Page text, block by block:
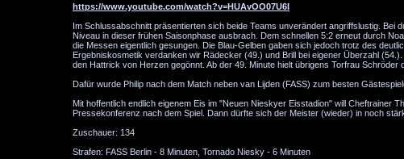
https://www.youtube.com/watch?v=HUAvOO07U6I
Im Schlussabschnitt präsentierten sich beide Teams unverändert angriffslustig.
Niveau in dieser frühen Saisonphase ausbrach. Dem schnellen 5:2 erneut durch
die Messen eigentlich gesungen. Die Blau-Gelben gaben sich jedoch trotz des
Ergebniskosmetik verdanken wir Rädecker (49.) und Brill bei eigener Überzahl
den Hattrick von Herzen gegönnt. Ab der 49. Minute hielt übrigens Torfrau Schröder
Dafür wurde Philip nach dem Match neben van Lijden (FASS) zum besten
Mit hoffentlich endlich eigenem Eis im "Neuen Nieskyer Eisstadion" will Cheftrainer
Pressekonferenz nach dem Spiel. Dann dürfte sich der Meister (wieder) in noch
Zuschauer: 134
Strafen: FASS Berlin - 8 Minuten, Tornado Niesky - 6 Minuten